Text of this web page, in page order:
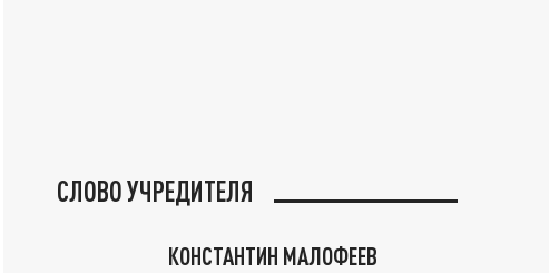
СЛОВО УЧРЕДИТЕЛЯ
КОНСТАНТИН МАЛОФЕЕВ